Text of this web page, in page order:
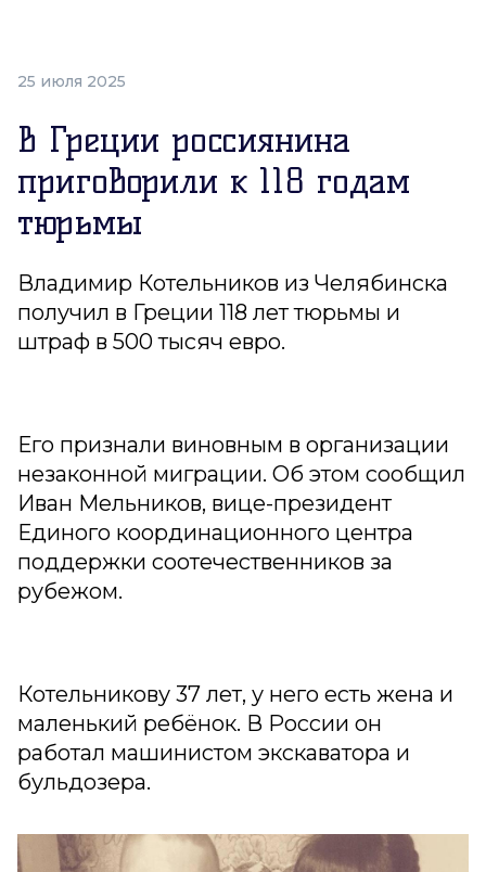
25 июля 2025
В Греции россиянина
приговорили к 118 годам
тюрьмы
Владимир Котельников из Челябинска
получил в Греции 118 лет тюрьмы и
штраф в 500 тысяч евро.
Его признали виновным в организации
незаконной миграции. Об этом сообщил
Иван Мельников, вице-президент
Единого координационного центра
поддержки соотечественников за
рубежом.
Котельникову 37 лет, у него есть жена и
маленький ребёнок. В России он
работал машинистом экскаватора и
бульдозера.